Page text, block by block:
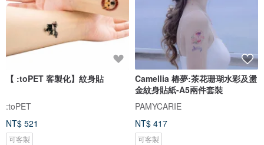
【 :toPET 客製化】紋身貼
:toPET
NT$ 521
可客製
Camellia 椿夢:茶花珊瑚水彩及盪
金紋身貼紙-A5兩件套裝
PAMYCARIE
NT$ 417
可客製